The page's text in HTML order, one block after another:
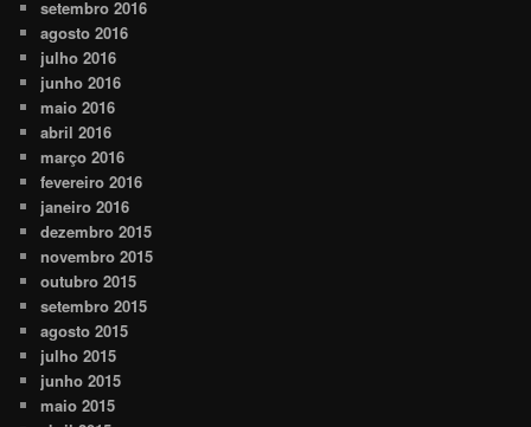
setembro 2016
agosto 2016
julho 2016
junho 2016
maio 2016
abril 2016
março 2016
fevereiro 2016
janeiro 2016
dezembro 2015
novembro 2015
outubro 2015
setembro 2015
agosto 2015
julho 2015
junho 2015
maio 2015